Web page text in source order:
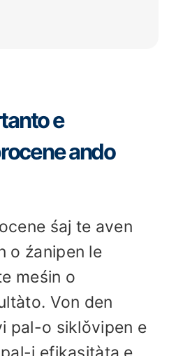
e
ando
śaj te aven
o źanipen le
meśin o
Von den
pal-o siklǒvipen e